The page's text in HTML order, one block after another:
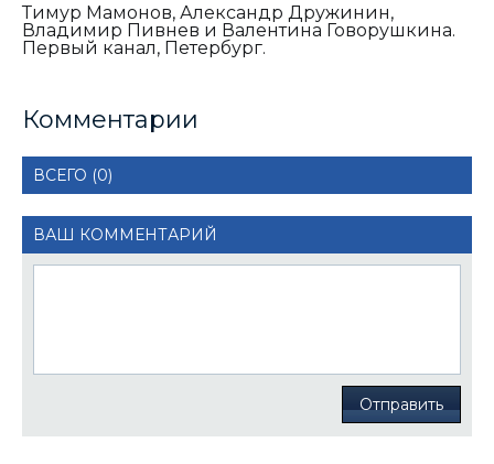
Тимур Мамонов, Александр Дружинин,
Владимир Пивнев и Валентина Говорушкина.
Первый канал, Петербург.
Комментарии
ВСЕГО (0)
ВАШ КОММЕНТАРИЙ
Отправить